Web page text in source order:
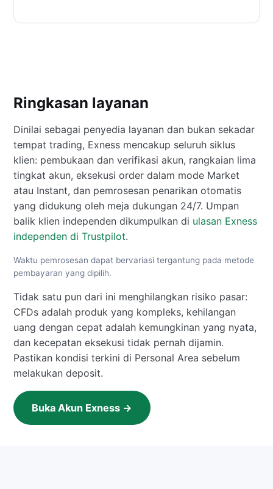
Ringkasan layanan
Dinilai sebagai penyedia layanan dan bukan sekadar
tempat trading, Exness mencakup seluruh siklus
klien: pembukaan dan verifikasi akun, rangkaian lima
tingkat akun, eksekusi order dalam mode Market
atau Instant, dan pemrosesan penarikan otomatis
yang didukung oleh meja dukungan 24/7. Umpan
balik klien independen dikumpulkan di ulasan Exness
independen di Trustpilot.
Waktu pemrosesan dapat bervariasi tergantung pada metode
pembayaran yang dipilih.
Tidak satu pun dari ini menghilangkan risiko pasar:
CFDs adalah produk yang kompleks, kehilangan
uang dengan cepat adalah kemungkinan yang nyata,
dan kecepatan eksekusi tidak pernah dijamin.
Pastikan kondisi terkini di Personal Area sebelum
melakukan deposit.
Buka Akun Exness →